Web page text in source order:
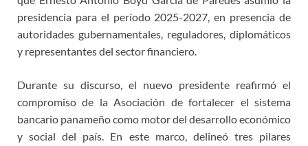
presidencia para el período 2025-2027, en presencia de
autoridades gubernamentales, reguladores, diplomáticos
y representantes del sector financiero.
Durante su discurso, el nuevo presidente reafirmó el
compromiso de la Asociación de fortalecer el sistema
bancario panameño como motor del desarrollo económico
y social del país. En este marco, delineó tres pilares